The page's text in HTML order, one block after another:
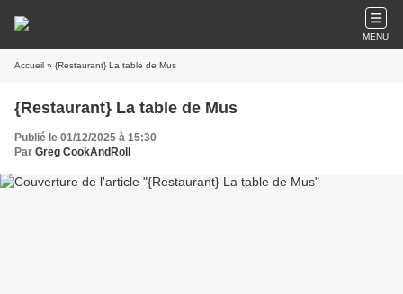
MENU
Accueil » {Restaurant} La table de Mus
{Restaurant} La table de Mus
Publié le 01/12/2025 à 15:30
Par Greg CookAndRoll